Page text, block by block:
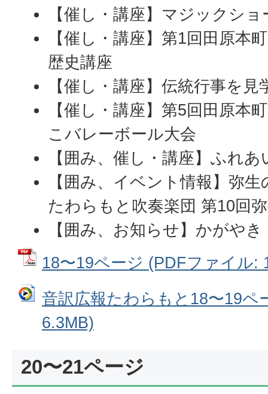
【催し・講座】マジックショ
【催し・講座】第1回田原本
歴史講座
【催し・講座】伝統行事を
【催し・講座】第5回田原本
こバレーボール大会
【囲み、催し・講座】ふれあ
【囲み、イベント情報】弥
たわらもと吹奏楽団 第10回
【囲み、お知らせ】かがやき
18〜19ページ (PDFファイル:
音訳広報たわらもと18〜19ペ
6.3MB)
20〜21ページ